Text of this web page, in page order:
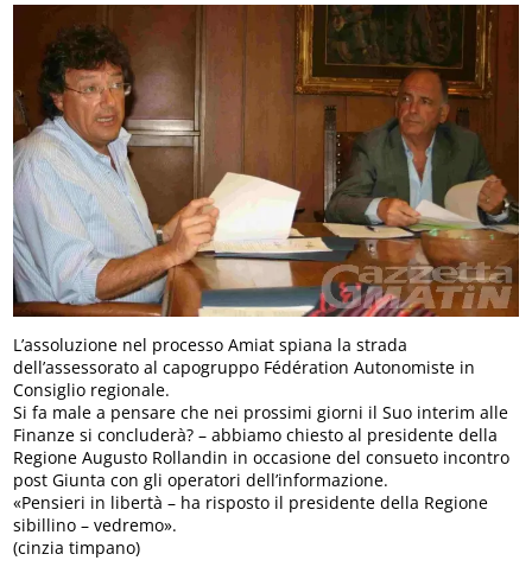
L’assoluzione nel processo Amiat spiana la strada
dell’assessorato al capogruppo Fédération Autonomiste in
Consiglio regionale.
Si fa male a pensare che nei prossimi giorni il Suo interim alle
Finanze si concluderà? – abbiamo chiesto al presidente della
Regione Augusto Rollandin in occasione del consueto incontro
post Giunta con gli operatori dell’informazione.
«Pensieri in libertà – ha risposto il presidente della Regione
sibillino – vedremo».
(cinzia timpano)